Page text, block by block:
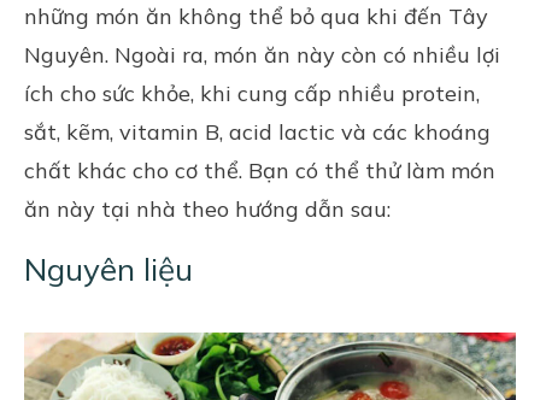
những món ăn không thể bỏ qua khi đến Tây
Nguyên. Ngoài ra, món ăn này còn có nhiều lợi
ích cho sức khỏe, khi cung cấp nhiều protein,
sắt, kẽm, vitamin B, acid lactic và các khoáng
chất khác cho cơ thể. Bạn có thể thử làm món
ăn này tại nhà theo hướng dẫn sau:
Nguyên liệu